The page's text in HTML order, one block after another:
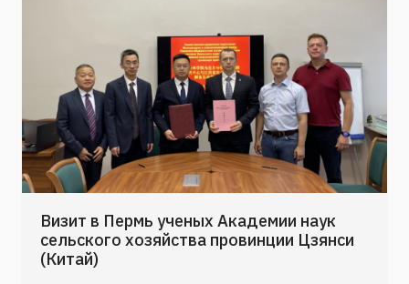
Визит в Пермь ученых Академии наук
сельского хозяйства провинции Цзянси
(Китай)